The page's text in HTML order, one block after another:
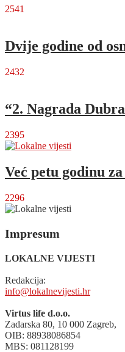
2541
Dvije godine od
2432
“2. Nagrada
2395
Već petu godinu
2296
Impresum
LOKALNE VIJESTI
Redakcija:
info@lokalnevijesti.hr
Virtus life d.o.o.
Zadarska 80, 10 000 Zagreb,
OIB: 88938086854
MBS: 081128199